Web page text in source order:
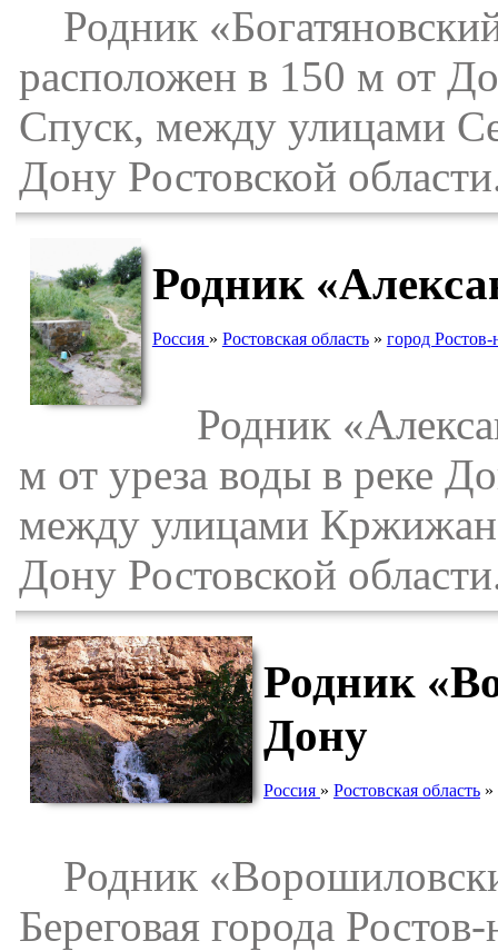
Родник
расположен в 150 м от
Спуск, между улицами
Дону Ростовской
Родник
Россия » Ростовская область» город
Родник
м от уреза воды в реке
между улицами
Дону Ростовской
Родник
Дону
Россия » Ростовская область »
Родник
Береговая города